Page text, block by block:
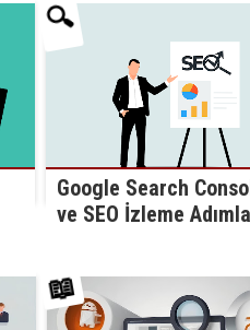
🔍
Google Search
ve SEO İzleme
📖